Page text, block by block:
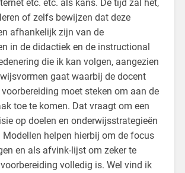
etc. etc. als kans. De tijd zal het,
of zelfs bewijzen dat deze
afhankelijk zijn van de
in de didactiek en de instructional
die ik kan volgen, aangezien
gaat waarbij de docent
moet steken om aan de
toe te komen. Dat vraagt om een
op doelen en onderwijsstrategieën
Modellen helpen hierbij om de focus
en als afvink-lijst om zeker te
volledig is. Wel vind ik